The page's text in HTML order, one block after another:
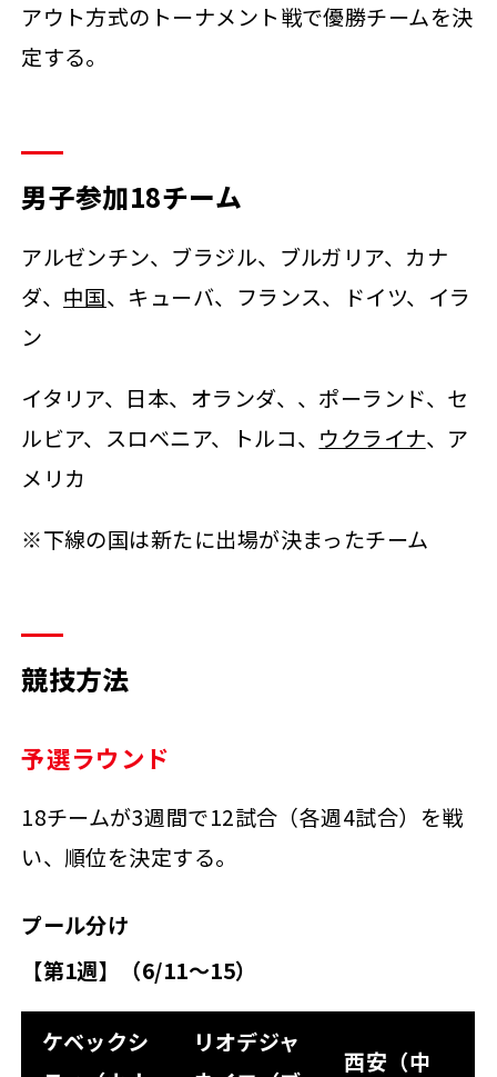
アウト方式のトーナメント戦で優勝チームを決
定する。
男子参加18チーム
アルゼンチン、ブラジル、ブルガリア、カナ
ダ、 中国、キューバ、フランス、ドイツ、イラ
ン
イタリア、日本、オランダ、、ポーランド、セ
ルビア、スロベニア、トルコ、 ウクライナ、ア
メリカ
※下線の国は新たに出場が決まったチーム
競技方法
予選ラウンド
18チームが3週間で12試合（各週4試合）を戦
い、順位を決定する。
プール分け
【第1週】（6/11～15）
ケベックシ
リオデジャ
西安（中